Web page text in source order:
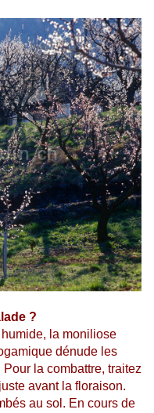
?
la moniliose
dénude les
la combattre, traitez
avant la floraison.
au sol. En cours de